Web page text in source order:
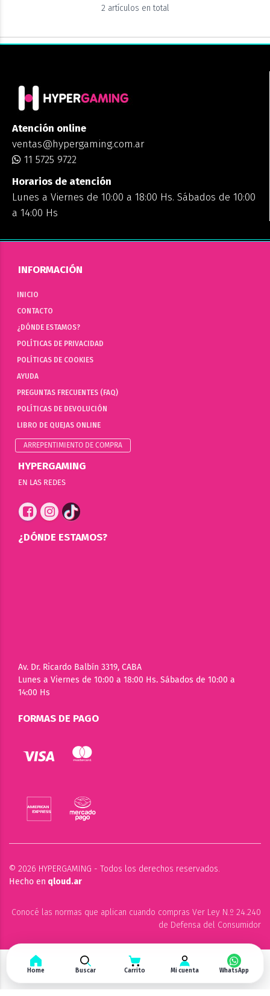
2 artículos en total
Atención online
ventas@hypergaming.com.ar
11 5725 9722
Horarios de atención
Lunes a Viernes de 10:00 a 18:00 Hs. Sábados de 10:00
a 14:00 Hs
INFORMACIÓN
INICIO
CONTACTO
¿DÓNDE ESTAMOS?
POLÍTICAS DE PRIVACIDAD
POLÍTICAS DE COOKIES
AYUDA
PREGUNTAS FRECUENTES (FAQ)
POLÍTICAS DE DEVOLUCIÓN
LIBRO DE QUEJAS ONLINE
ARREPENTIMIENTO DE COMPRA
HYPERGAMING
EN LAS REDES
¿DÓNDE ESTAMOS?
Av. Dr. Ricardo Balbín 3319, CABA
Lunes a Viernes de 10:00 a 18:00 Hs. Sábados de 10:00 a
14:00 Hs
FORMAS DE PAGO
© 2026 HYPERGAMING - Todos los derechos reservados.
Hecho en qloud.ar
Conocé las normas que aplican cuando compras Ver Ley N.º 24.240
de Defensa del Consumidor
Home Buscar Carrito Mi cuenta